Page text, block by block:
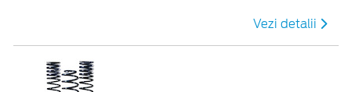
Vezi detalii